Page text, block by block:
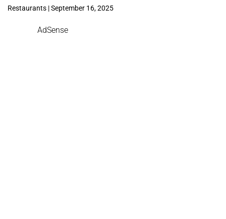
Restaurants | September 16, 2025
AdSense